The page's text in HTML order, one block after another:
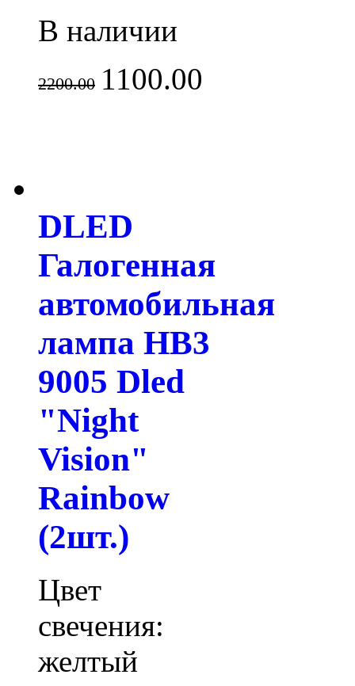
В наличии
2200.00 1100.00
DLED
Галогенная
автомобильная
лампа HB3
9005 Dled
"Night
Vision"
Rainbow
(2шт.)
Цвет
свечения:
желтый